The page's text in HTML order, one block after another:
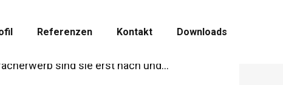
Referenzen Kontakt Downloads
sind sie erst nach und...